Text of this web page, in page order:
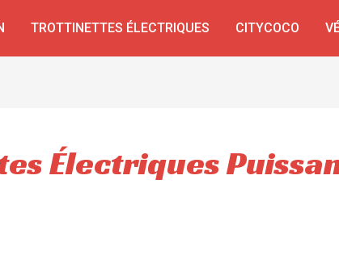
TROTTINETTES ÉLECTRIQUES CITYCOCO
Électriques